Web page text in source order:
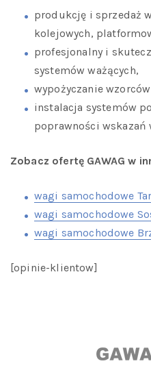
produkcję i sprzedaż
kolejowych,
profesjonalny i
systemów ważących,
wypożyczanie
instalacja systemów
poprawności wskazań
Zobacz ofertę GAWAG w
wagi samochodowe
wagi samochodowe
wagi samochodowe
[opinie-klientow]